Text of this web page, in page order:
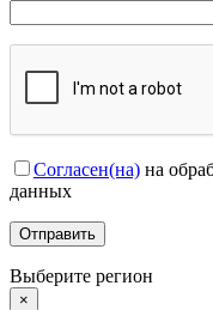
Согласен(на) на
данных
Выберите регион
×